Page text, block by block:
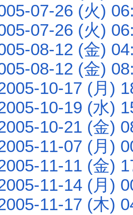
07-26 (火)
07-26 (火)
08-12 (金)
08-12 (金)
10-17 (月)
10-19 (水)
10-21 (金)
11-07 (月)
11-11 (金)
11-14 (月)
11-17 (木)